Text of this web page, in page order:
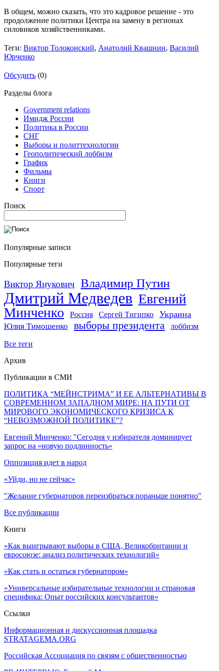
В общем, можно сказать, что это кадровое решение - это
продолжение политики Центра на замену в регионах
силовиков хозяйственниками.
Теги: Виктор Толоконский, Анатолий Квашнин, Василий
Юрченко
Обсудить (0)
Разделы блога
Government relations
Имидж России
Политика в России
СНГ
Выборы и политтехнологии
Геополитический лоббизм
График
Фильмы
Книги
Спорт
Поиск
Популярные записи
Популярные теги
Виктор Янукович Владимир Путин
Дмитрий Медведев Евгений
Минченко
Россия Сергей Тигипко Украина
Юлия Тимошенко выборы президента лоббизм
Все теги
Архив
Публикации в СМИ
ПОЛИТИКА “МЕЙНСТРИМА” И ЕЕ АЛЬТЕРНАТИВЫ В
СОВРЕМЕННОМ ЗАПАДНОМ МИРЕ: НА ПУТИ ОТ
МИРОВОГО ЭКОНОМИЧЕСКОГО КРИЗИСА К
“НЕВОЗМОЖНОЙ ПОЛИТИКЕ”?
Евгений Минченко: "Сегодня у избирателя доминирует
запрос на «новую подлинность»
Оппозиция идет в народ
«Уйди, но не сейчас»
"Желание губернаторов переизбраться пораньше понятно"
Все публикации
Книги
«Как выигрывают выборы в США, Великобритании и
евросоюзе: анализ политических технологий»
«Как стать и остаться губернатором»
«Универсальные избирательные технологии и страновая
специфика: Опыт российских консультантов»
Ссылки
Информационная и дискуссионная площадка
STRATAGEMA.ORG
Российская Ассоциация по связям с общественностью